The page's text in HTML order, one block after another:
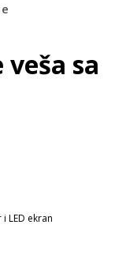
sa
LED ekran